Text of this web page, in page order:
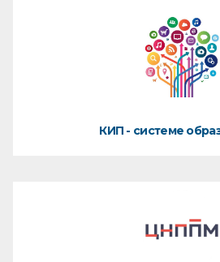
КИП - системе